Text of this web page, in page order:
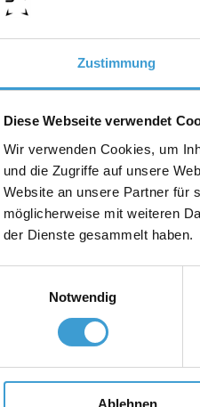
Zustimmung
Diese Webseite verwendet
Wir verwenden Cookies, um
und die Zugriffe auf unsere
Website an unsere Partner für
möglicherweise mit weiteren
der Dienste gesammelt haben.
Notwendig
Ablehnen